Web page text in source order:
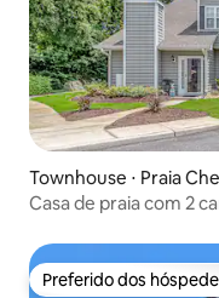
Townhouse ⋅ Praia
Casa de praia com 2
Preferido dos
Preferido dos